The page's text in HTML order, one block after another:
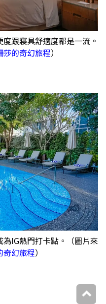
跟寢具舒適度都是一流。
莎的奇幻旅程）
IG熱門打卡點。（圖片來
奇幻旅程）